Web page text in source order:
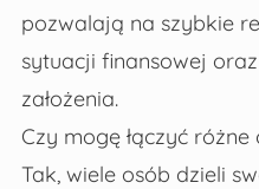
pozwalają na szybkie
sytuacji finansowej
założenia.
Czy mogę łączyć
Tak, wiele osób dzieli